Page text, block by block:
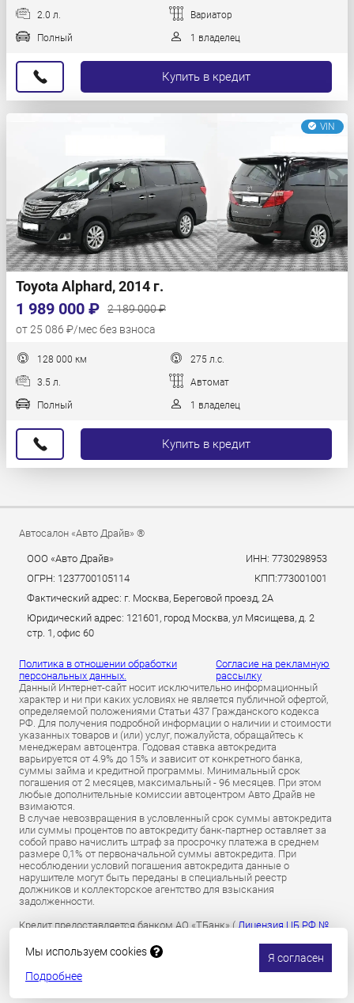
2.0 л. Вариатор
Полный 1 владелец
Купить в кредит
VIN
Toyota Alphard, 2014 г.
1 989 000 ₽
2 189 000 ₽
от 25 086 ₽/мес без взноса
128 000 км 275 л.с.
3.5 л. Автомат
Полный 1 владелец
Купить в кредит
Автосалон «Авто Драйв» ®
ООО «Авто Драйв»
ИНН: 7730298953
ОГРН: 1237700105114
КПП:773001001
Фактический адрес: г. Москва, Береговой проезд, 2А
Юридический адрес: 121601, город Москва, ул Мясищева, д. 2
стр. 1, офис 60
Политика в отношении обработки
персональных данных.
Согласие на рекламную
рассылку
Данный Интернет-сайт носит исключительно информационный
характер и ни при каких условиях не является публичной офертой,
определяемой положениями Статьи 437 Гражданского кодекса
РФ. Для получения подробной информации о наличии и стоимости
указанных товаров и (или) услуг, пожалуйста, обращайтесь к
менеджерам автоцентра. Годовая ставка автокредита
варьируется от 4.9% до 15% и зависит от конкретного банка,
суммы займа и кредитной программы. Минимальный срок
погашения от 2 месяцев, максимальный - 96 месяцев. При этом
любые дополнительные комиссии автоцентром Авто Драйв не
взимаются.
В случае невозвращения в условленный срок суммы автокредита
или суммы процентов по автокредиту банк-партнер оставляет за
собой право начислить штраф за просрочку платежа в среднем
размере 0,1% от первоначальной суммы автокредита. При
несоблюдении условий погашения автокредита данные о
нарушителе могут быть переданы в специальный реестр
должников и коллекторское агентство для взыскания
задолженности.
Кредит предоставляется банком АО «ТБанк» (Лицензия ЦБ РФ №
Обязательное страхование гражданской ответственности
владельцев транспортных средств осуществляется АО «Т-
Страхование»
по лицензии ОС № 0191-03 от 01.07.2024 г.
Мы используем cookies
Подробнее
Я согласен